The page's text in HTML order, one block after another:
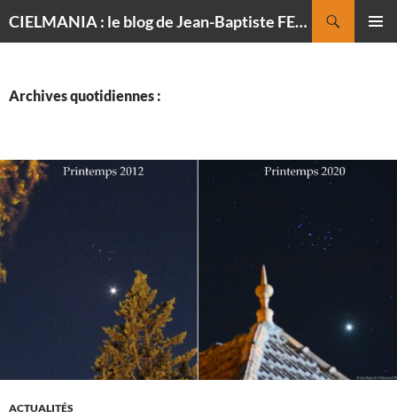
CIELMANIA : le blog de Jean-Baptiste FELDMANN, photographe du ciel
Archives quotidiennes :
ACTUALITÉS